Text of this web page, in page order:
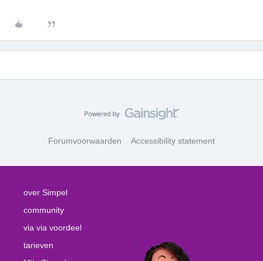
Forumvoorwaarden Accessibility statement
over Simpel
community
via via voordeel
tarieven